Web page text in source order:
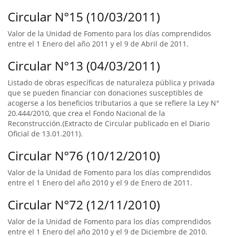
Circular N°15 (10/03/2011)
Valor de la Unidad de Fomento para los días comprendidos
entre el 1 Enero del año 2011 y el 9 de Abril de 2011.
Circular N°13 (04/03/2011)
Listado de obras específicas de naturaleza pública y privada
que se pueden financiar con donaciones susceptibles de
acogerse a los beneficios tributarios a que se refiere la Ley N°
20.444/2010, que crea el Fondo Nacional de la
Reconstrucción.(Extracto de Circular publicado en el Diario
Oficial de 13.01.2011).
Circular N°76 (10/12/2010)
Valor de la Unidad de Fomento para los días comprendidos
entre el 1 Enero del año 2010 y el 9 de Enero de 2011.
Circular N°72 (12/11/2010)
Valor de la Unidad de Fomento para los días comprendidos
entre el 1 Enero del año 2010 y el 9 de Diciembre de 2010.